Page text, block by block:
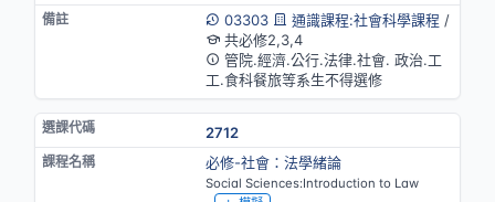
03303
通識課程:社會科學課程 /
共必修2,3,4
管院.經濟.公行.法律.社會. 政治.工
工.食科餐旅等系生不得選修
2712
必修-社會：法學緒論
Social Sciences:Introduction to Law